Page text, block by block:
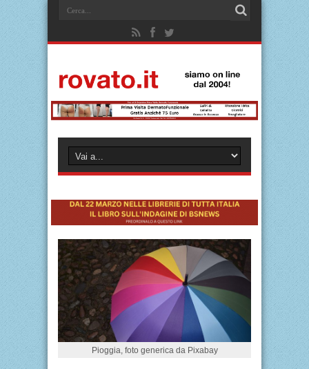
Pioggia, foto generica da Pixabay